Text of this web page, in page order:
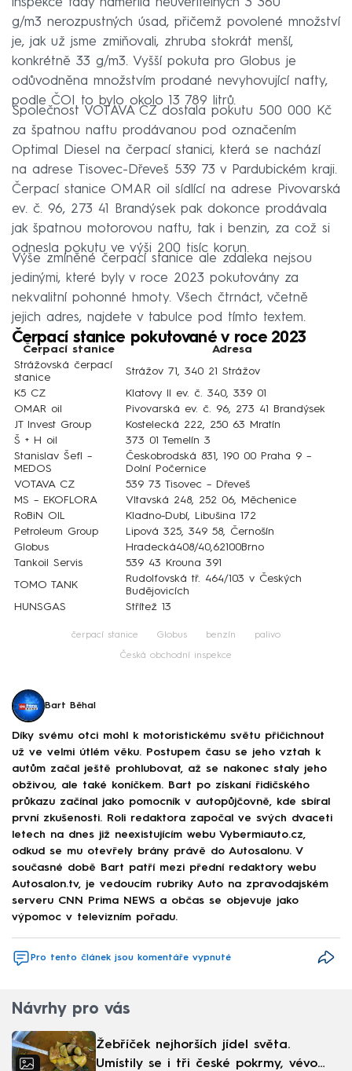
g/m3 nerozpustných úsad, přičemž povolené množství
je, jak už jsme zmiňovali, zhruba stokrát menší,
konkrétně 33 g/m3. Vyšší pokuta pro Globus je
odůvodněna množstvím prodané nevyhovující nafty,
podle ČOI to bylo okolo 13 789 litrů.
Společnost VOTAVA CZ dostala pokutu 500 000 Kč
za špatnou naftu prodávanou pod označením
Optimal Diesel na čerpací stanici, která se nachází
na adrese Tisovec-Dřeveš 539 73 v Pardubickém kraji.
Čerpací stanice OMAR oil sídlící na adrese Pivovarská
ev. č. 96, 273 41 Brandýsek pak dokonce prodávala
jak špatnou motorovou naftu, tak i benzin, za což si
odnesla pokutu ve výši 200 tisíc korun.
Výše zmíněné čerpací stanice ale zdaleka nejsou
jedinými, které byly v roce 2023 pokutovány za
nekvalitní pohonné hmoty. Všech čtrnáct, včetně
jejich adres, najdete v tabulce pod tímto textem.
Čerpací stanice pokutované v roce 2023
Čerpací stanice
Adresa
Strážovská čerpací
stanice
Strážov 71, 340 21 Strážov
K5 CZ
Klatovy II ev. č. 340, 339 01
OMAR oil
Pivovarská ev. č. 96, 273 41 Brandýsek
JT Invest Group
Kostelecká 222, 250 63 Mratín
Š + H oil
373 01 Temelín 3
Stanislav Šefl –
MEDOS
Českobrodská 831, 190 00 Praha 9 –
Dolní Počernice
VOTAVA CZ
539 73 Tisovec – Dřeveš
MS – EKOFLORA
Vltavská 248, 252 06, Měchenice
RoBiN OIL
Kladno-Dubí, Libušina 172
Petroleum Group
Lipová 325, 349 58, Černošín
Globus
Hradecká408/40,62100Brno
Tankoil Servis
539 43 Krouna 391
TOMO TANK
Rudolfovská tř. 464/103 v Českých
Budějovicích
HUNSGAS
Střítež 13
čerpací stanice Globus benzín palivo
Česká obchodní inspekce
Bart Běhal
Díky svému otci mohl k motoristickému světu přičichnout
už ve velmi útlém věku. Postupem času se jeho vztah k
autům začal ještě prohlubovat, až se nakonec staly jeho
obživou, ale také koníčkem. Bart po získaní řidičského
průkazu začínal jako pomocník v autopůjčovně, kde sbíral
první zkušenosti. Roli redaktora započal ve svých dvaceti
letech na dnes již neexistujícím webu Vybermiauto.cz,
odkud se mu otevřely brány právě do Autosalonu. V
současné době Bart patří mezi přední redaktory webu
Autosalon.tv, je vedoucím rubriky Auto na zpravodajském
serveru CNN Prima NEWS a občas se objevuje jako
výpomoc v televizním pořadu.
Pro tento článek jsou komentáře vypnuté
Návrhy pro vás
Žebříček nejhorších jídel světa.
Umístily se i tři české pokrmy, vévodí